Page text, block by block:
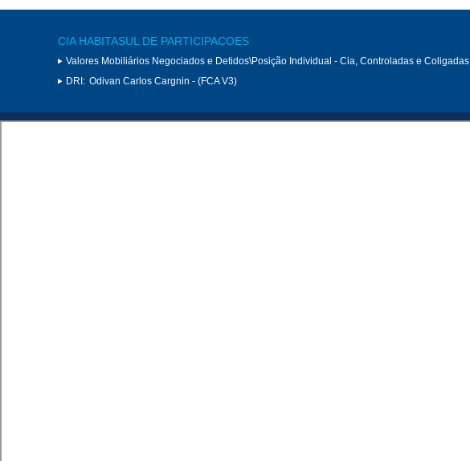
CIA HABITASUL DE PARTICIPACOES
Valores Mobiliários Negociados e Detidos\Posição Individual - Cia, Controladas e Coligadas
DRI: Odivan Carlos Cargnin - (FCA V3)